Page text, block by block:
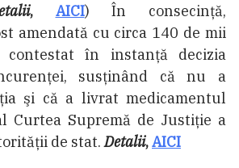
, AICI) În consecinţă,
amendată cu circa 140 de mii
în instanță decizia
susţinând că nu a
şi că a livrat medicamentul
Curtea Supremă de Justiţie a
de stat.Detalii,AICI